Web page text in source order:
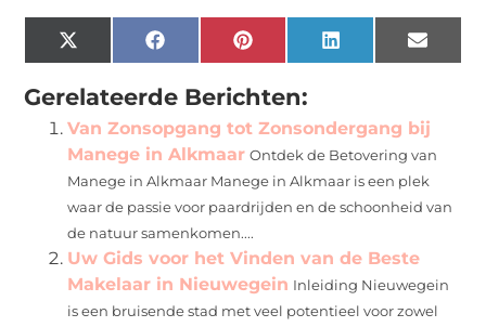
X
(Twitter)
FacebookPinterest LinkedIn Email
Gerelateerde Berichten:
Van Zonsopgang tot Zonsondergang bij
Manege in Alkmaar Ontdek de Betovering van
Manege in Alkmaar Manege in Alkmaar is een plek
waar de passie voor paardrijden en de schoonheid van
de natuur samenkomen....
Uw Gids voor het Vinden van de Beste
Makelaar in Nieuwegein Inleiding Nieuwegein
is een bruisende stad met veel potentieel voor zowel